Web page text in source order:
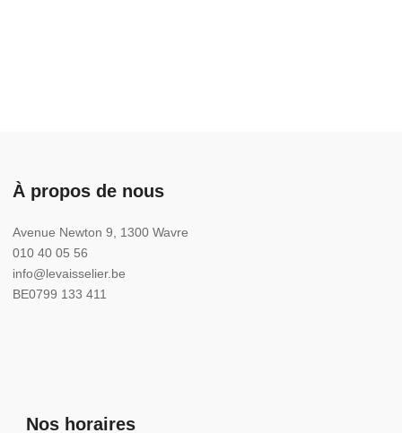
À propos de nous
Avenue Newton 9, 1300 Wavre
010 40 05 56
info@levaisselier.be
BE0799 133 411
Nos horaires